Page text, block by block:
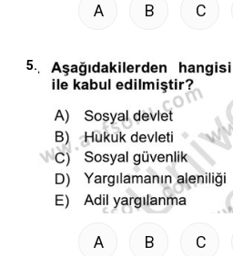
A B C
5.
A B C